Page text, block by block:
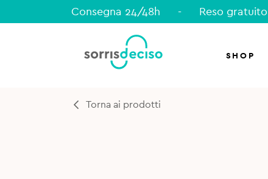
Consegna 24/48h - Reso gratuito
SHOP
Torna ai prodotti